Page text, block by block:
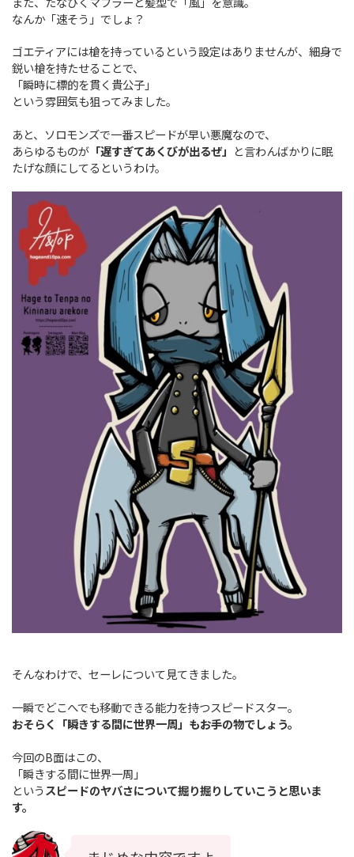
なんか「速そう」でしょ？
ゴエティアには槍を持っているという設定はありませんが、細身で
鋭い槍を持たせることで、
「瞬時に標的を貫く貴公子」
という雰囲気も狙ってみました。
あと、ソロモンズで一番スピードが早い悪魔なので、
あらゆるものが 「遅すぎてあくびが出るぜ」 と言わんばかりに眠
たげな顔にしてるというわけ。
そんなわけで、セーレについて見てきました。
一瞬でどこへでも移動できる能力を持つスピードスター。
おそらく「瞬きする間に世界一周」もお手の物でしょう。
今回のB面はこの、
「瞬きする間に世界一周」
というスピードのヤバさについて掘り掘りしていこうと思いま
す。